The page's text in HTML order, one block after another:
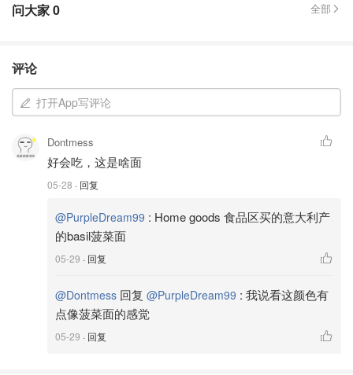
问大家0 全部
评论
打开App写评论
Dontmess
好会吃，这是啥面
05-28 · 回复
@PurpleDream99 : Home goods 食品区买的意大利产
的basil菠菜面
05-29 · 回复
@Dontmess 回复 @PurpleDream99 : 我说看这颜色有
点像菠菜面的感觉
05-29 · 回复